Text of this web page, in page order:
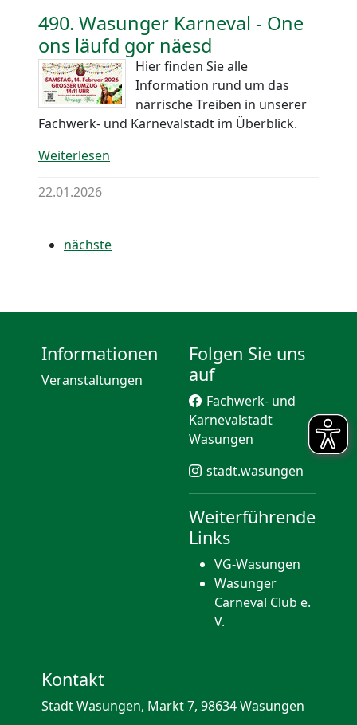
490. Wasunger Karneval - One
ons läufd gor näesd
Hier finden Sie alle
Information rund um das
närrische Treiben in unserer
Fachwerk- und Karnevalstadt im Überblick.
Weiterlesen
22.01.2026
nächste
Informationen
Veranstaltungen
Folgen Sie uns
auf
Fachwerk- und
Karnevalstadt
Wasungen
stadt.wasungen
Weiterführende
Links
VG-Wasungen
Wasunger
Carneval Club e.
V.
Kontakt
Stadt Wasungen, Markt 7, 98634 Wasungen